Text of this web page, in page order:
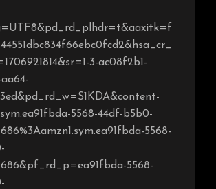
3-ac08f2b1-
5568-44df-b5b0-
5568-
5568-